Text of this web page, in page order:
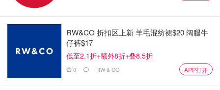
RW&CO 折扣区上新 羊毛混纺裙$20 阔腿牛
仔裤$17
低至2.1折+额外8折+叠8.5折
0 RW & CO APP打开